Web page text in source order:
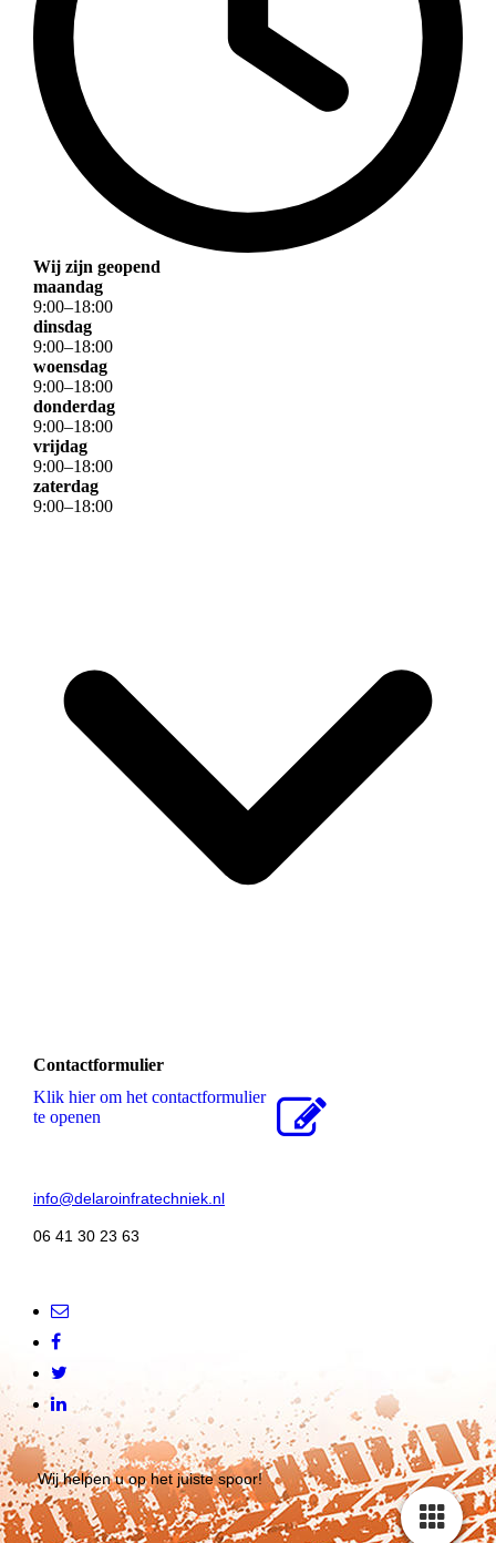
Wij zijn geopend
maandag
9:00–18:00
dinsdag
9:00–18:00
woensdag
9:00–18:00
donderdag
9:00–18:00
vrijdag
9:00–18:00
zaterdag
9:00–18:00
Contactformulier
Klik hier om het contactformulier
te openen
info@delaroinfratechniek.nl
06 41 30 23 63
Wij helpen u op het juiste spoor!